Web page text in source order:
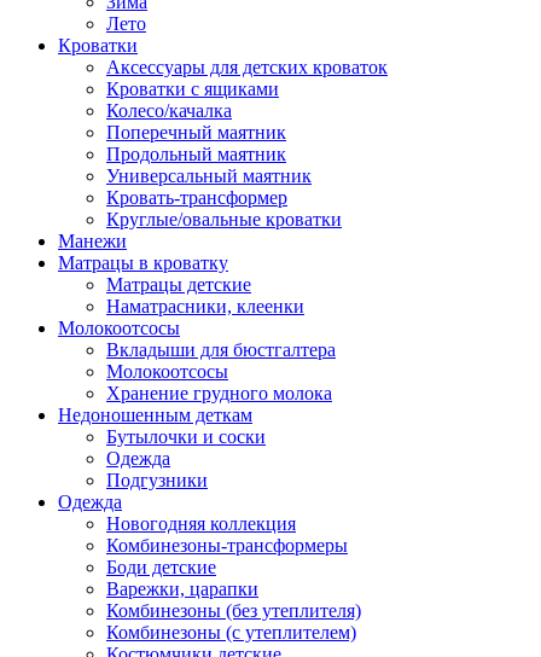
Лето
Кроватки
Аксессуары для детских кроваток
Кроватки с ящиками
Колесо/качалка
Поперечный маятник
Продольный маятник
Универсальный маятник
Кровать-трансформер
Круглые/овальные кроватки
Манежи
Матрацы в кроватку
Матрацы детские
Наматрасники, клеенки
Молокоотсосы
Вкладыши для бюстгалтера
Молокоотсосы
Хранение грудного молока
Недоношенным деткам
Бутылочки и соски
Одежда
Подгузники
Одежда
Новогодняя коллекция
Комбинезоны-трансформеры
Боди детские
Варежки, царапки
Комбинезоны (без утеплителя)
Комбинезоны (с утеплителем)